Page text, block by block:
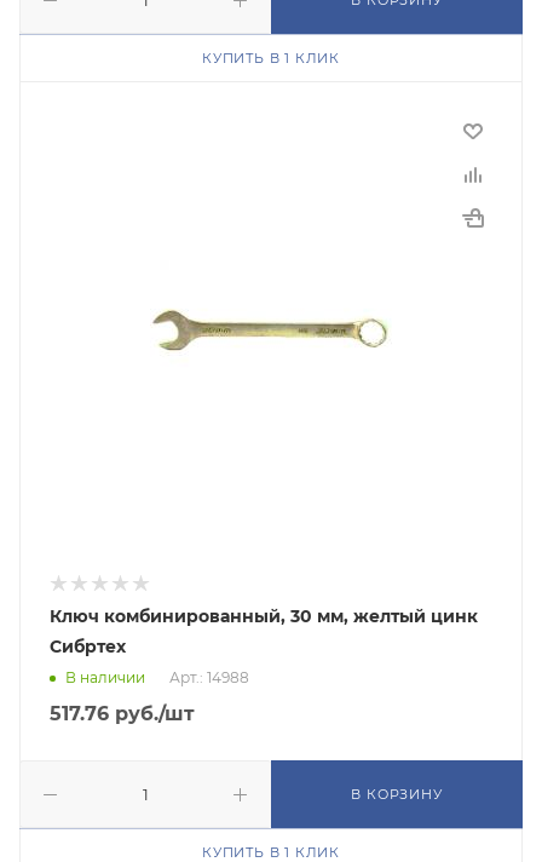
КУПИТЬ В 1 КЛИК
Ключ комбинированный, 30 мм, желтый цинк
Сибртех
В наличии Арт.: 14988
517.76 руб./шт
В КОРЗИНУ
КУПИТЬ В 1 КЛИК